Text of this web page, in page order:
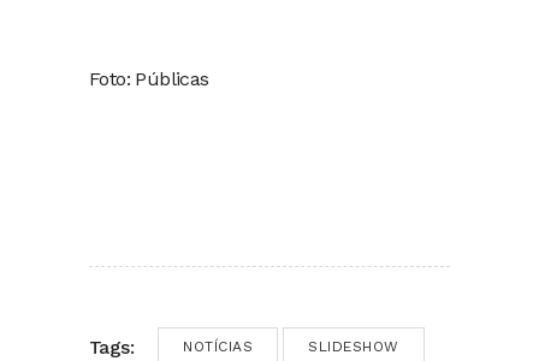
Foto: Públicas
Tags: NOTÍCIAS SLIDESHOW